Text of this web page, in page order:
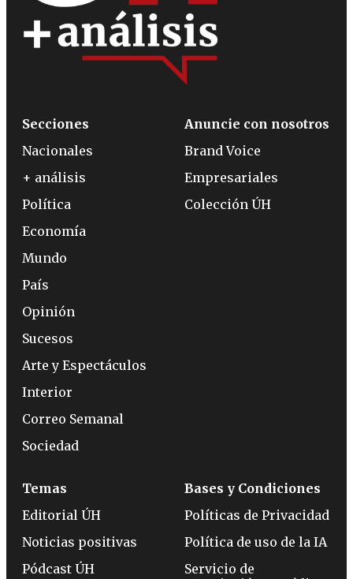
Secciones
Nacionales
+ análisis
Política
Economía
Mundo
País
Opinión
Sucesos
Arte y Espectáculos
Interior
Correo Semanal
Sociedad
Anuncie con nosotros
Brand Voice
Empresariales
Colección ÚH
Temas
Editorial ÚH
Noticias positivas
Pódcast ÚH
Bases y Condiciones
Políticas de Privacidad
Política de uso de la IA
Servicio de